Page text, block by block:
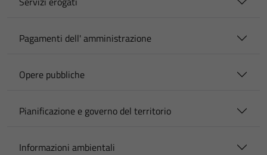
Pagamenti dell' amministrazione
Opere pubbliche
Pianificazione e governo del territorio
Informazioni ambientali